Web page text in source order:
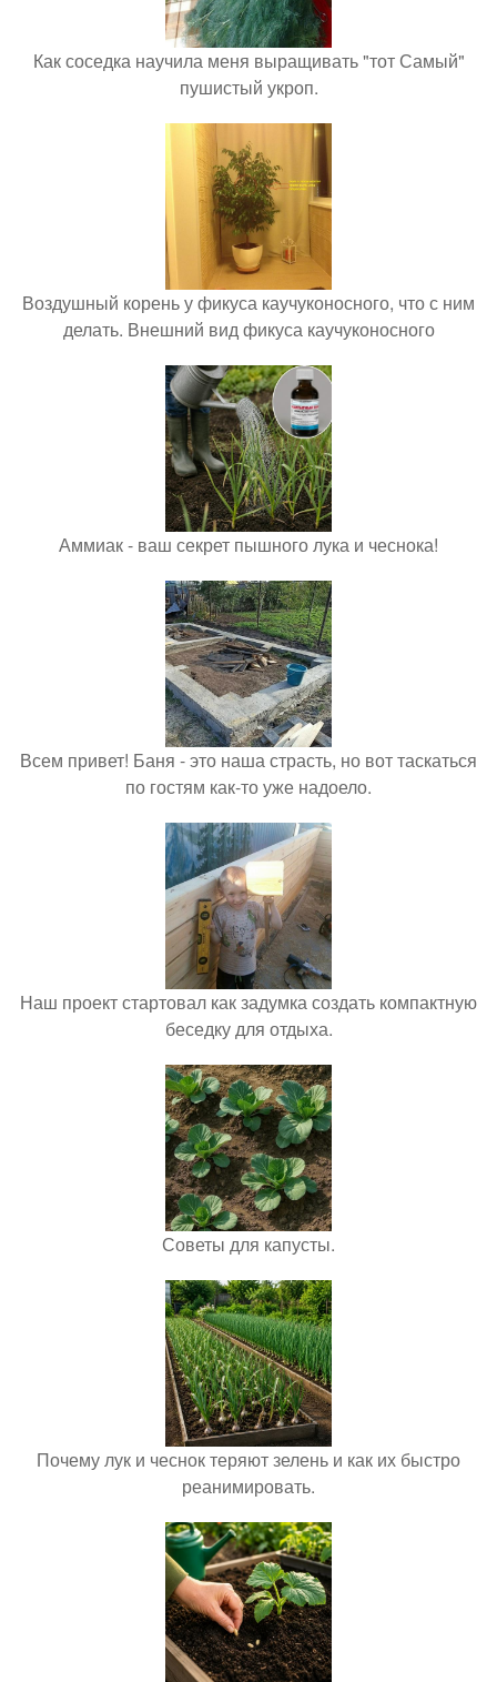
Как соседка научила меня выращивать "тот Самый"
пушистый укроп.
Воздушный корень у фикуса каучуконосного, что с ним
делать. Внешний вид фикуса каучуконосного
Аммиак - ваш секрет пышного лука и чеснока!
Всем привет! Баня - это наша страсть, но вот таскаться
по гостям как-то уже надоело.
Наш проект стартовал как задумка создать компактную
беседку для отдыха.
Советы для капусты.
Почему лук и чеснок теряют зелень и как их быстро
реанимировать.